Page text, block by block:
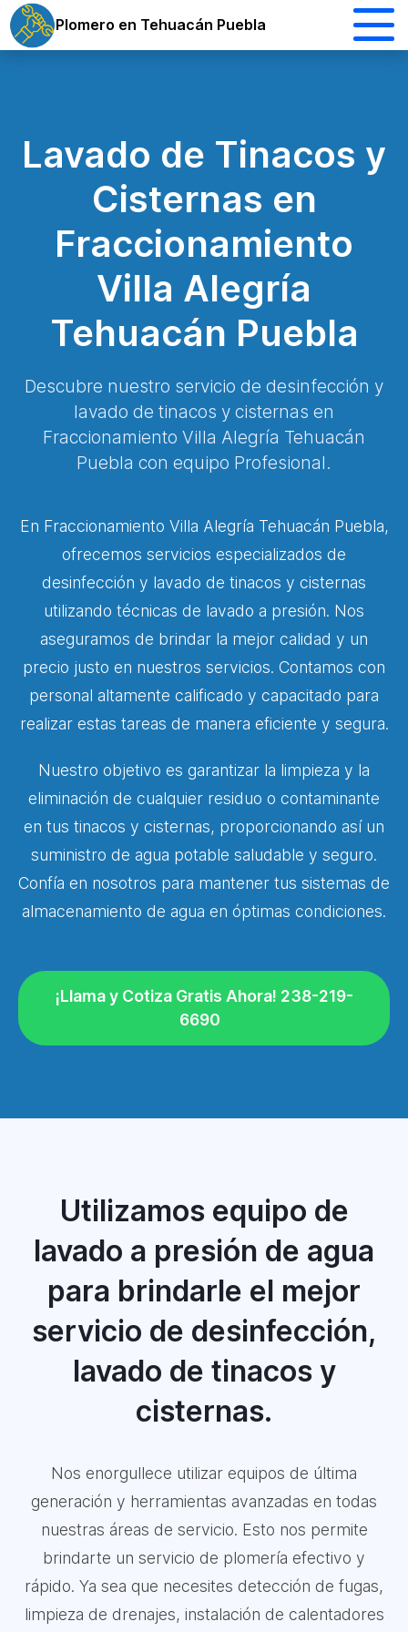
Plomero en Tehuacán Puebla
Lavado de Tinacos y
Cisternas en
Fraccionamiento
Villa Alegría
Tehuacán Puebla
Descubre nuestro servicio de desinfección y
lavado de tinacos y cisternas en
Fraccionamiento Villa Alegría Tehuacán
Puebla con equipo Profesional.
En Fraccionamiento Villa Alegría Tehuacán Puebla,
ofrecemos servicios especializados de
desinfección y lavado de tinacos y cisternas
utilizando técnicas de lavado a presión. Nos
aseguramos de brindar la mejor calidad y un
precio justo en nuestros servicios. Contamos con
personal altamente calificado y capacitado para
realizar estas tareas de manera eficiente y segura.
Nuestro objetivo es garantizar la limpieza y la
eliminación de cualquier residuo o contaminante
en tus tinacos y cisternas, proporcionando así un
suministro de agua potable saludable y seguro.
Confía en nosotros para mantener tus sistemas de
almacenamiento de agua en óptimas condiciones.
¡Llama y Cotiza Gratis Ahora! 238-219-
6690
Utilizamos equipo de
lavado a presión de agua
para brindarle el mejor
servicio de desinfección,
lavado de tinacos y
cisternas.
Nos enorgullece utilizar equipos de última
generación y herramientas avanzadas en todas
nuestras áreas de servicio. Esto nos permite
brindarte un servicio de plomería efectivo y
rápido. Ya sea que necesites detección de fugas,
limpieza de drenajes, instalación de calentadores